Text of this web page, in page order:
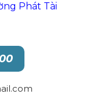
Phát Tài